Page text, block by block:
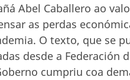
Abel Caballero ao
as perdas
O texto, que se
desde a Federación
cumpriu coa